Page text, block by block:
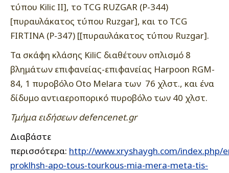
τύπου Kilic ΙΙ], το TCG RUZGAR (P-344)
[πυραυλάκατος τύπου Ruzgar], και το TCG
FIRTINA (P-347) [[πυραυλάκατος τύπου Ruzgar].
Τα σκάφη κλάσης KiliC διαθέτουν οπλισμό 8
βλημάτων επιφανείας-επιφανείας Harpoon RGM-
84, 1 πυροβόλο Oto Melara των 76 χλστ., και ένα
δίδυμο αντιαεροπορικό πυροβόλο των 40 χλστ.
Τμήμα ειδήσεων defencenet.gr
Διαβάστε
περισσότερα: http://www.xryshaygh.com/index.php/
proklhsh-apo-tous-tourkous-mia-mera-meta-tis-